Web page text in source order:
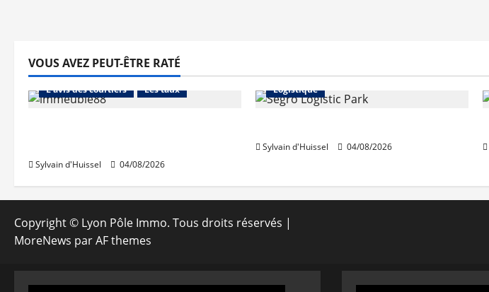
VOUS AVEZ PEUT-ÊTRE RATÉ
Abonnés
Financement
L'avis des courtiers
Les taux
Sylvain d'Huissel 04/08/2026
Logistique
Sylvain d'Huissel 04/08/2026
Copyright © Lyon Pôle Immo. Tous droits réservés |
MoreNews par AF themes